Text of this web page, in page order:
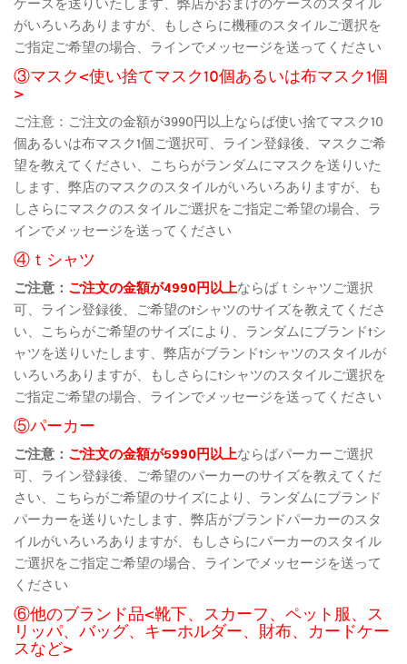
がいろいろありますが、もしさらに機種のスタイルご選択を
ご指定ご希望の場合、ラインでメッセージを送ってください
③マスク<使い捨てマスク10個あるいは布マスク1個
>
ご注意：ご注文の金額が3990円以上ならば使い捨てマスク10
個あるいは布マスク1個ご選択可、ライン登録後、マスクご希
望を教えてください、こちらがランダムにマスクを送りいた
します、弊店のマスクのスタイルがいろいろありますが、も
しさらにマスクのスタイルご選択をご指定ご希望の場合、ラ
インでメッセージを送ってください
④ｔシャツ
ご注意： ご注文の金額が4990円以上ならばｔシャツご選択
可、ライン登録後、ご希望のtシャツのサイズを教えてくださ
い、こちらがご希望のサイズにより、ランダムにブランドtシ
ャツを送りいたします、弊店がブランドtシャツのスタイルが
いろいろありますが、もしさらにtシャツのスタイルご選択を
ご指定ご希望の場合、ラインでメッセージを送ってください
⑤パーカー
ご注意： ご注文の金額が5990円以上ならばパーカーご選択
可、ライン登録後、ご希望のパーカーのサイズを教えてくだ
さい、こちらがご希望のサイズにより、ランダムにブランド
パーカーを送りいたします、弊店がブランドパーカーのスタ
イルがいろいろありますが、もしさらにパーカーのスタイル
ご選択をご指定ご希望の場合、ラインでメッセージを送って
ください
⑥他のブランド品<靴下、スカーフ、ペット服、ス
リッパ、バッグ、キーホルダー、財布、カードケー
スなど>